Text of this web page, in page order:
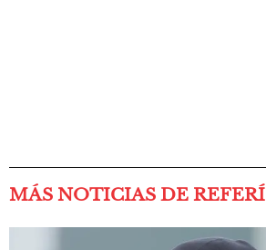
MÁS NOTICIAS DE REFERÍ